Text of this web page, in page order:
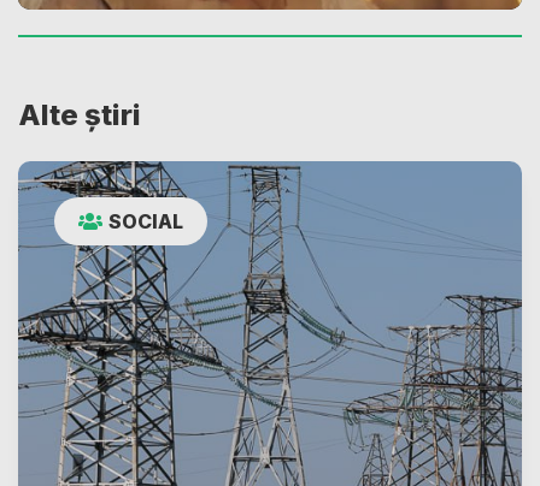
Alte știri
SOCIAL